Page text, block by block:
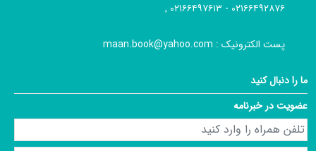
۰۲۱۶۶۴۹۲۸۷۶ - ۰۲۱۶۶۴۹۷۶۱۳ ,
پست الکترونیک : maan.book@yahoo.com
ما را دنبال کنید
عضویت در خبرنامه